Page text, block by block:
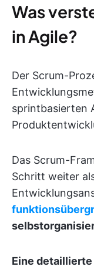
Was
in Agile?
Der Scrum-
sprintbasierten
Das Scrum-
Schritt weiter
Eine